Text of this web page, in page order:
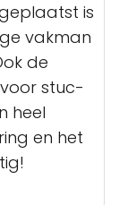
is
vakman
de
stuc-
heel
en het